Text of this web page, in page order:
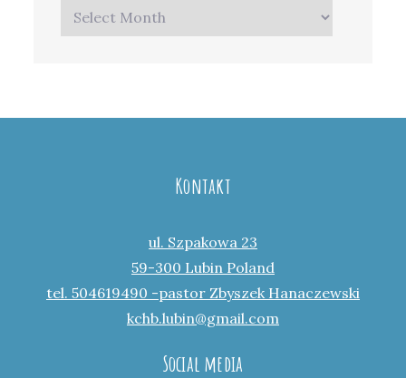
Archwium
Kontakt
ul. Szpakowa 23
59-300 Lubin Poland
tel. 504619490 -pastor Zbyszek Hanaczewski
kchb.lubin@gmail.com
Social media